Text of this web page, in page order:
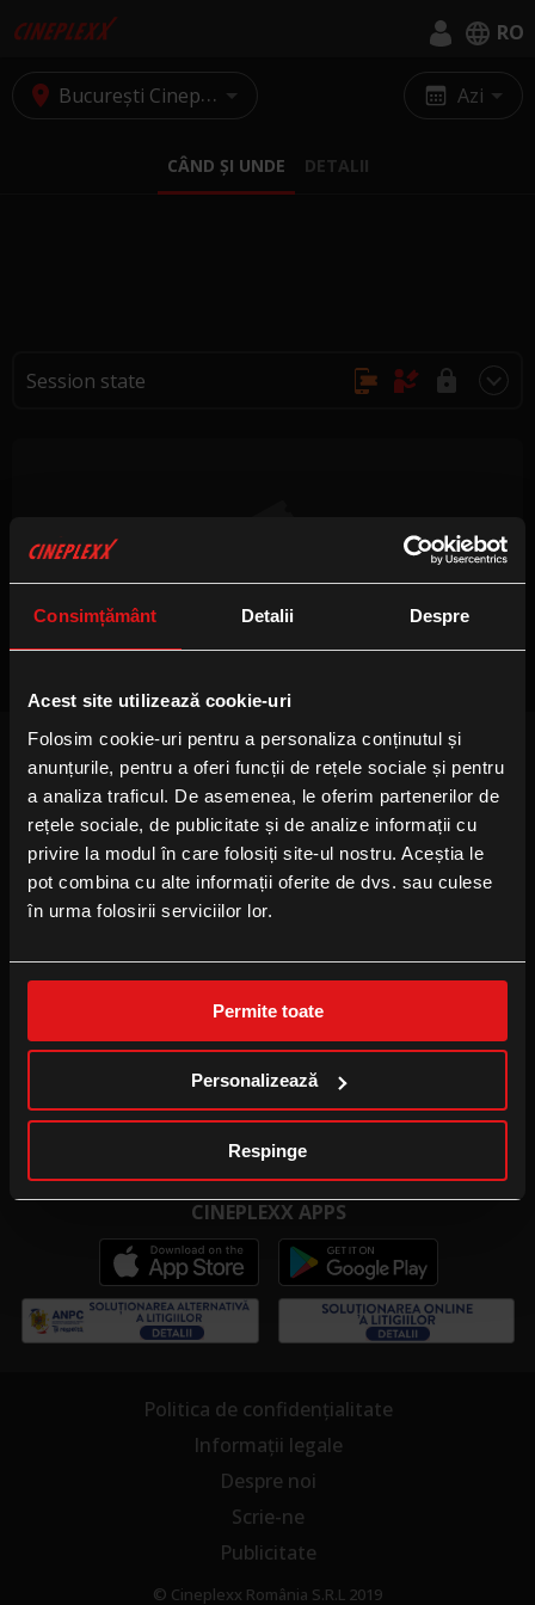
Consimțământ Detalii Despre
Acest site utilizează cookie-uri
Folosim cookie-uri pentru a personaliza conținutul și
anunțurile, pentru a oferi funcții de rețele sociale și pentru
a analiza traficul. De asemenea, le oferim partenerilor de
rețele sociale, de publicitate și de analize informații cu
privire la modul în care folosiți site-ul nostru. Aceștia le
pot combina cu alte informații oferite de dvs. sau culese
în urma folosirii serviciilor lor.
Permite toate
Personalizează
Respinge
RO
English
București Cineplexx Baneasa Azi
CÂND ȘI UNDE DETALII
Session state
Nu sunt sesiuni disponibile
FOLLOW US
Facebook
Instagram
YouTube
Locație eveniment
CINEPLEXX APPS
© Cineplexx România S.R.L 2019
Politica de confidențialitate
Informații legale
Despre noi
Scrie-ne
Publicitate